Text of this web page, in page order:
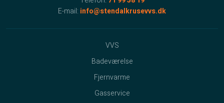
E-mail: info@stendalkrusevvs.dk
VVS
Badeværelse
Fjernvarme
Gasservice